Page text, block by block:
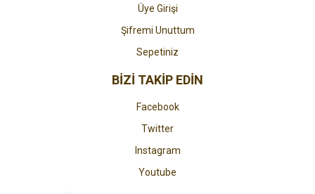
Üye Girişi
Şifremi Unuttum
Sepetiniz
BİZİ TAKİP EDİN
Facebook
Twitter
Instagram
Youtube